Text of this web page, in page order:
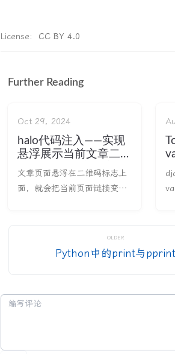
License: CC BY 4.0
Further Reading
Oct 29, 2024
halo代码注入——实现
悬浮展示当前文章二维
码 和 自定义主题字体
文章页面悬浮在二维码标志上
面，就会把当前页面链接变成
章记录一下。 效果展示 悬浮
二维码效果展示 自定义字体效
OLDER
Python中的print与pprint